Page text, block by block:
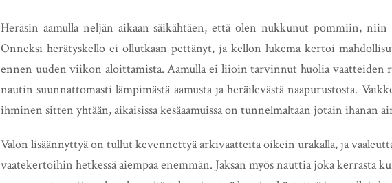
Heräsin aamulla neljän aikaan säikähtäen, että olen nukkunut pommiin, niin
Onneksi herätyskello ei ollutkaan pettänyt, ja kellon lukema kertoi
ennen uuden viikon aloittamista. Aamulla ei liioin tarvinnut huolia vaatteiden
nautin suunnattomasti lämpimästä aamusta ja heräilevästä naapurustosta.
ihminen sitten yhtään, aikaisissa kesäaamuissa on tunnelmaltaan jotain ihanan
Valon lisäännyttyä on tullut kevennettyä arkivaatteita oikein urakalla, ja
vaatekertoihin hetkessä aiempaa enemmän. Jaksan myös nauttia joka kerrasta